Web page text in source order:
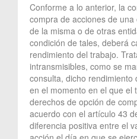
Conforme a lo anterior, la
compra de acciones de
de la misma o de otras
condición de tales, deberá
rendimiento del trabajo.
intransmisibles, como se
consulta, dicho rendimiento
en el momento en el que el
derechos de opción de
acuerdo con el artículo 43
diferencia positiva entre el